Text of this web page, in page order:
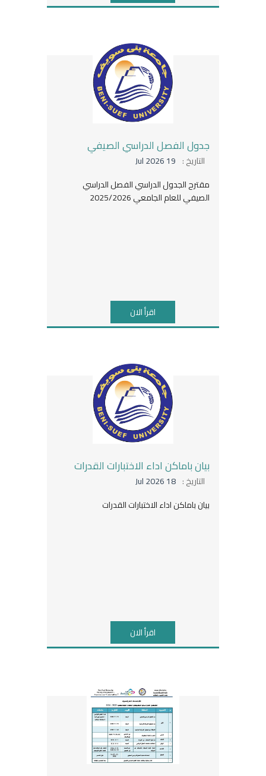
جدول الفصل الدراسي الصيفي
التاريخ : 19 Jul 2026
مقترح الجدول الدراسي الفصل الدراسي
الصيفي للعام الجامعي 2025/2026
اقرأ الان
بيان باماكن اداء الاختبارات القدرات
التاريخ : 18 Jul 2026
بيان باماكن اداء الاختبارات القدرات
اقرأ الان